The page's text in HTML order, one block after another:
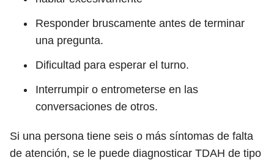
Responder bruscamente antes de terminar
una pregunta.
Dificultad para esperar el turno.
Interrumpir o entrometerse en las
conversaciones de otros.
Si una persona tiene seis o más síntomas de falta
de atención, se le puede diagnosticar TDAH de tipo